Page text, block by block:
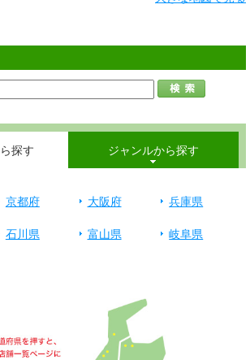
探す ジャンルから探す
京都府 大阪府
兵庫県
石川県 富山県
岐阜県